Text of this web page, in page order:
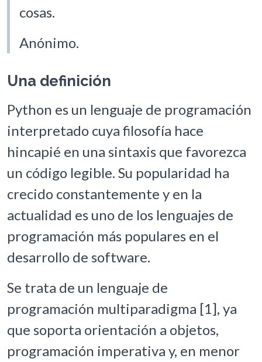
cosas.
Anónimo.
Una definición
Python es un lenguaje de programación
interpretado cuya filosofía hace
hincapié en una sintaxis que favorezca
un código legible. Su popularidad ha
crecido constantemente y en la
actualidad es uno de los lenguajes de
programación más populares en el
desarrollo de software.
Se trata de un lenguaje de
programación multiparadigma [1], ya
que soporta orientación a objetos,
programación imperativa y, en menor